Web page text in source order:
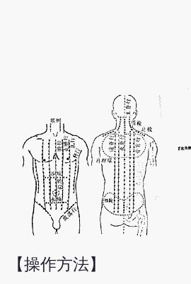
【操作方法】